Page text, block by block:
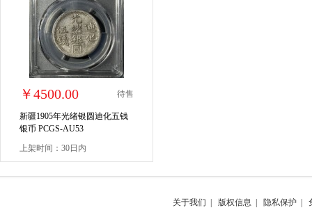
￥4500.00 待售
新疆1905年光绪银圆迪化五钱
银币 PCGS-AU53
上架时间：30日内
关于我们 版权信息 隐私保护